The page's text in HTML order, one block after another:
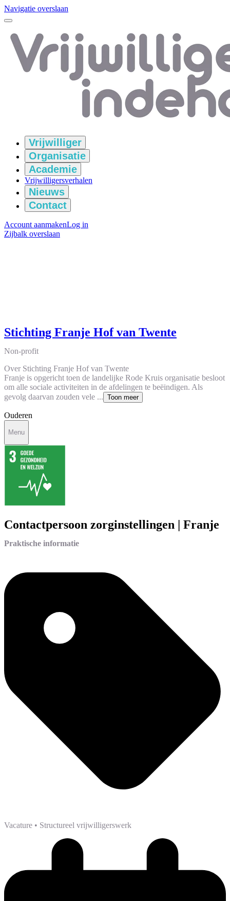
Navigatie overslaan
Vrijwilliger
Organisatie
Academie
Vrijwilligersverhalen
Nieuws
Contact
Account aanmakenLog in
Zijbalk overslaan
Stichting Franje Hof van Twente
Non-profit
Over Stichting Franje Hof van Twente
Franje is opgericht toen de landelijke Rode Kruis organisatie besloot
om alle sociale activiteiten in de afdelingen te beëindigen. Als
gevolg daarvan zouden vele ... Toon meer
Ouderen
Menu
Contactpersoon zorginstellingen | Franje
Praktische informatie
Vacature • Structureel vrijwilligerswerk